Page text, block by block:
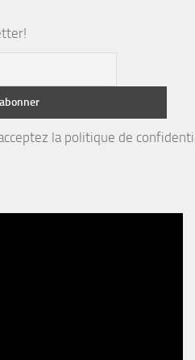
la politique de